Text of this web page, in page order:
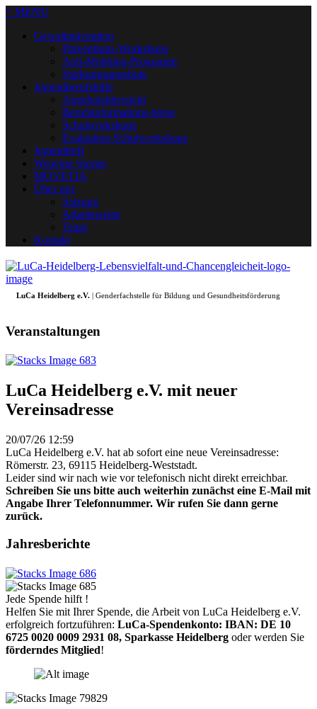
+ MENU
Gewaltprävention
Präventions-Workshops
Anti-Mobbing-Programm
Stärkungsangebote
Jugendberufshilfe
Angebotsübersicht
Berufsinformations-börse
Schulworkshops
Evaluation Schulworkshops
Jugendtreff
Weaving Stories
MOVETIA
Über uns
Satzung
Arbeitsweise
Team
Kontakt
LuCa Heidelberg e.V. | Genderfachstelle für Bildung und Gesundheitsförderung
Veranstaltungen
LuCa Heidelberg e.V. mit neuer
Vereinsadresse
20/07/26 12:59
LuCa Heidelberg e.V. hat ab sofort eine neue Vereinsadresse:
Römerstr. 23, 69115 Heidelberg-Weststadt.
Leider sind wir nach wie vor telefonisch nicht direkt erreichbar.
Schreiben Sie uns bitte auch weiterhin zunächst eine E-Mail mit
Angabe Ihrer Telefonnummer. Wir rufen Sie dann gerne
zurück.
Jahresberichte
Jede Spende hilft !
Helfen Sie mit Ihrer Spende, die Arbeit von LuCa Heidelberg e.V.
erfolgreich fortzuführen: LuCa-Spendenkonto: IBAN: DE 10
6725 0020 0009 2931 08, Sparkasse Heidelberg oder werden Sie
förderndes Mitglied!